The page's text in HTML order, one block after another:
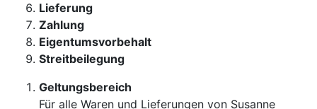
Lieferung
Zahlung
Eigentumsvorbehalt
Streitbeilegung
Geltungsbereich
Für alle Waren und Lieferungen von Susanne